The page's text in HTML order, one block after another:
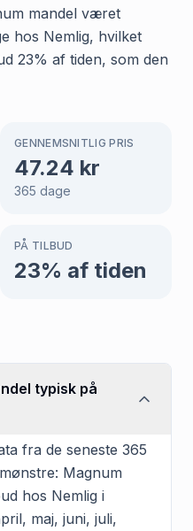
mandel været
hos Nemlig, hvilket
23% af tiden, som den
GENNEMSNITLIG PRIS
47.24 kr
365 dage
PÅ TILBUD
23% af tiden
typisk på
fra de seneste 365
Magnum
hos Nemlig i
maj, juni, juli,